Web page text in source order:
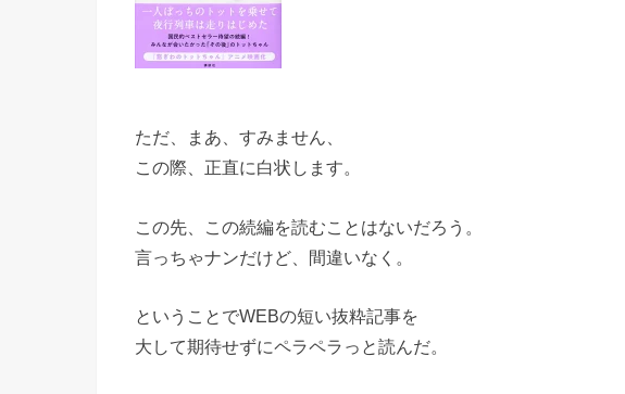
ただ、まあ、すみません、
この際、正直に白状します。
この先、この続編を読むことはないだろう。
言っちゃナンだけど、間違いなく。
ということでWEBの短い抜粋記事を
大して期待せずにペラペラっと読んだ。